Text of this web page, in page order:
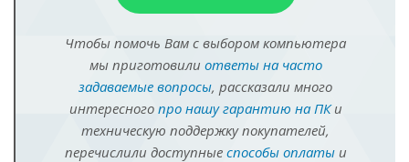
Чтобы помочь Вам с выбором компьютера
мы приготовили ответы на часто
задаваемые вопросы, рассказали много
интересного про нашу гарантию на ПКи
техническую поддержку покупателей,
перечислили доступные способы оплатыи